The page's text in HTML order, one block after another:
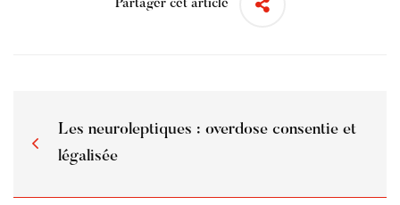
Partager cet article
Les neuroleptiques : overdose consentie et
légalisée